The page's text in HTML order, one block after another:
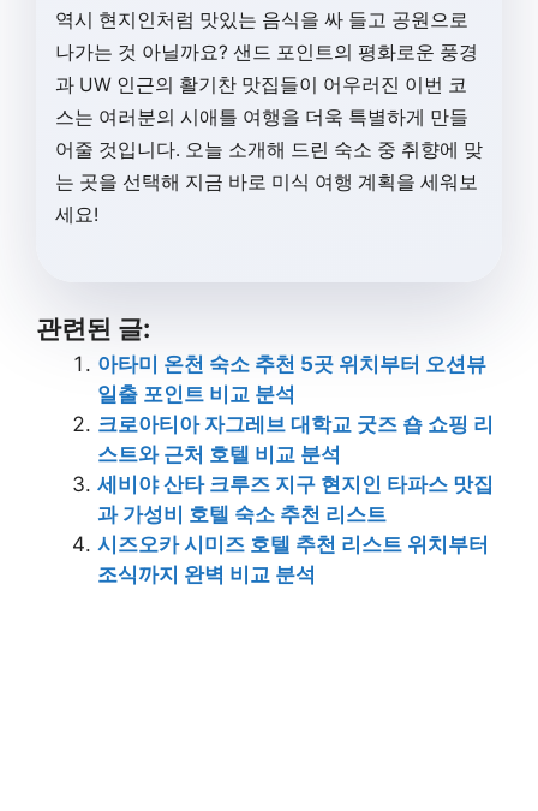
역시 현지인처럼 맛있는 음식을 싸 들고 공원으로
나가는 것 아닐까요? 샌드 포인트의 평화로운 풍경
과 UW 인근의 활기찬 맛집들이 어우러진 이번 코
스는 여러분의 시애틀 여행을 더욱 특별하게 만들
어줄 것입니다. 오늘 소개해 드린 숙소 중 취향에 맞
는 곳을 선택해 지금 바로 미식 여행 계획을 세워보
세요!
관련된 글:
아타미 온천 숙소 추천 5곳 위치부터 오션뷰
일출 포인트 비교 분석
크로아티아 자그레브 대학교 굿즈 숍 쇼핑 리
스트와 근처 호텔 비교 분석
세비야 산타 크루즈 지구 현지인 타파스 맛집
과 가성비 호텔 숙소 추천 리스트
시즈오카 시미즈 호텔 추천 리스트 위치부터
조식까지 완벽 비교 분석